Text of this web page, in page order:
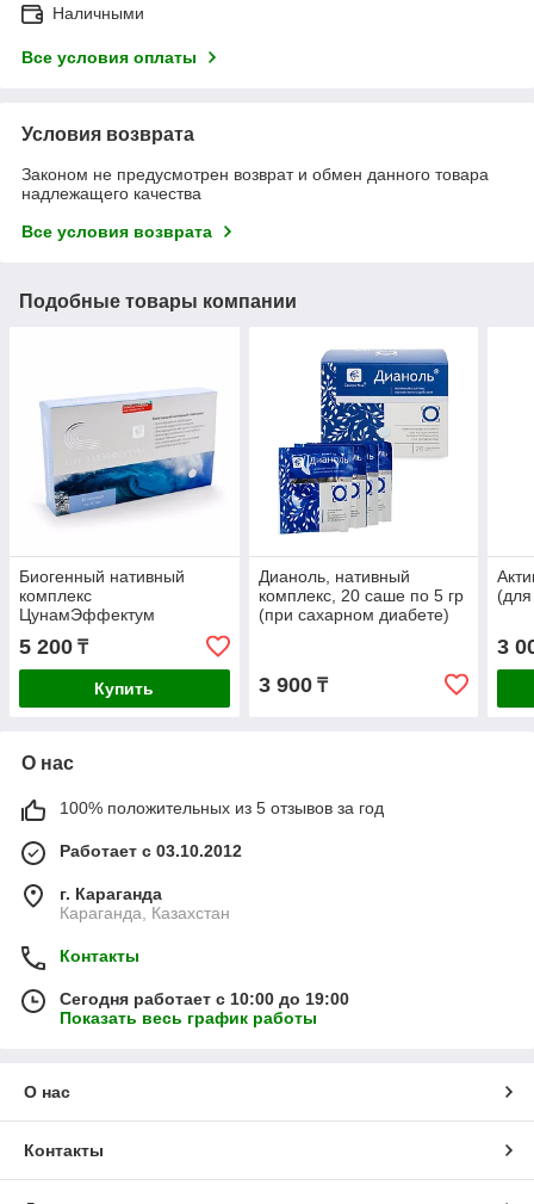
Наличными
Все условия оплаты
Условия возврата
Законом не предусмотрен возврат и обмен данного товара
надлежащего качества
Все условия возврата
Подобные товары компании
Биогенный нативный
комплекс
ЦунамЭффектум
5 200 ₸
Купить
Дианоль, нативный
комплекс, 20 саше по 5 гр
(при сахарном диабете)
3 900₸
3
О нас
100% положительных из 5 отзывов за год
Работает с 03.10.2012
г. Караганда
Караганда, Казахстан
Контакты
Сегодня работает с 10:00 до 19:00
Показать весь график работы
О нас
Контакты